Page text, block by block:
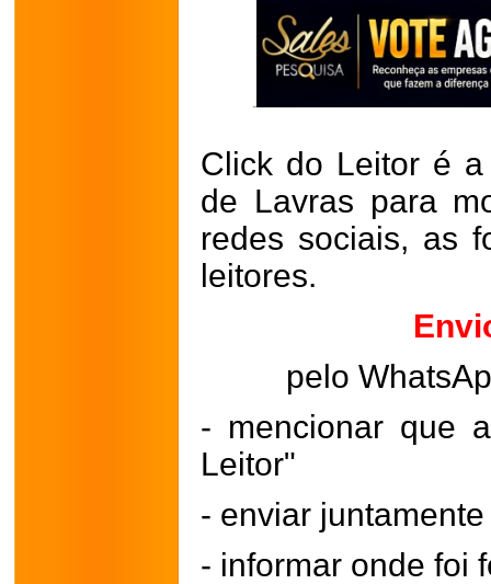
Click do Leitor é
de Lavras para
redes sociais, as
leitores.
pelo
- mencionar que
Leitor"
- enviar
- informar onde foi